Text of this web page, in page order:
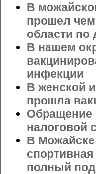
В
прошел
области по
В нашем
инфекции
В женской
прошла
Обращение
налоговой
В
спортивная
полный